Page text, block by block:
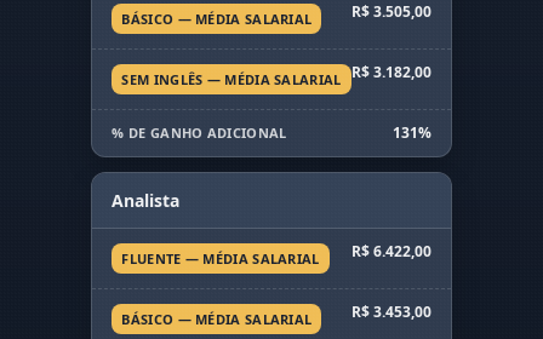
BÁSICO — MÉDIA SALARIAL R$ 3.505,00
SEM INGLÊS — MÉDIA SALARIAL R$ 3.182,00
% DE GANHO ADICIONAL 131%
Analista
FLUENTE — MÉDIA SALARIAL R$ 6.422,00
BÁSICO — MÉDIA SALARIAL R$ 3.453,00